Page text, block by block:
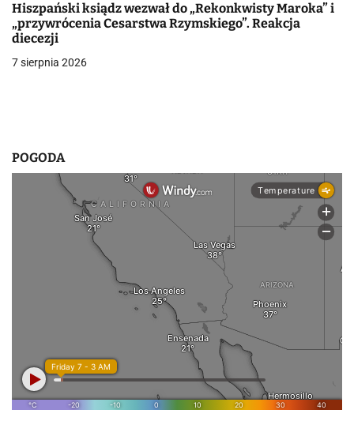
i
s
Hiszpański ksiądz wezwał do „Rekonkwisty Maroka” i
„przywrócenia Cesarstwa Rzymskiego”. Reakcja
diecezji
7 sierpnia 2026
POGODA